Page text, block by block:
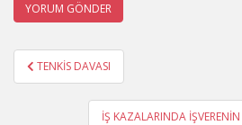
Yazı
gezinmesi
TENKİS DAVASI
İŞ KAZALARINDA